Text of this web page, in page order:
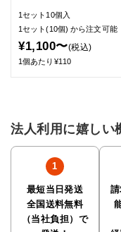
1セット10個入
1セット(10個)から注文可能
¥1,100〜(税込)
1個あたり¥110
法人利用に嬉しい
最短当日発送
全国送料無料
（当社負担）で
請